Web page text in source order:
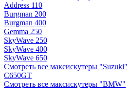
Address 110
Burgman 200
Burgman 400
Gemma 250
SkyWave 250
SkyWave 400
SkyWave 650
Смотреть все максискутеры "Suzuki"
C650GT
Смотреть все максискутеры "BMW"